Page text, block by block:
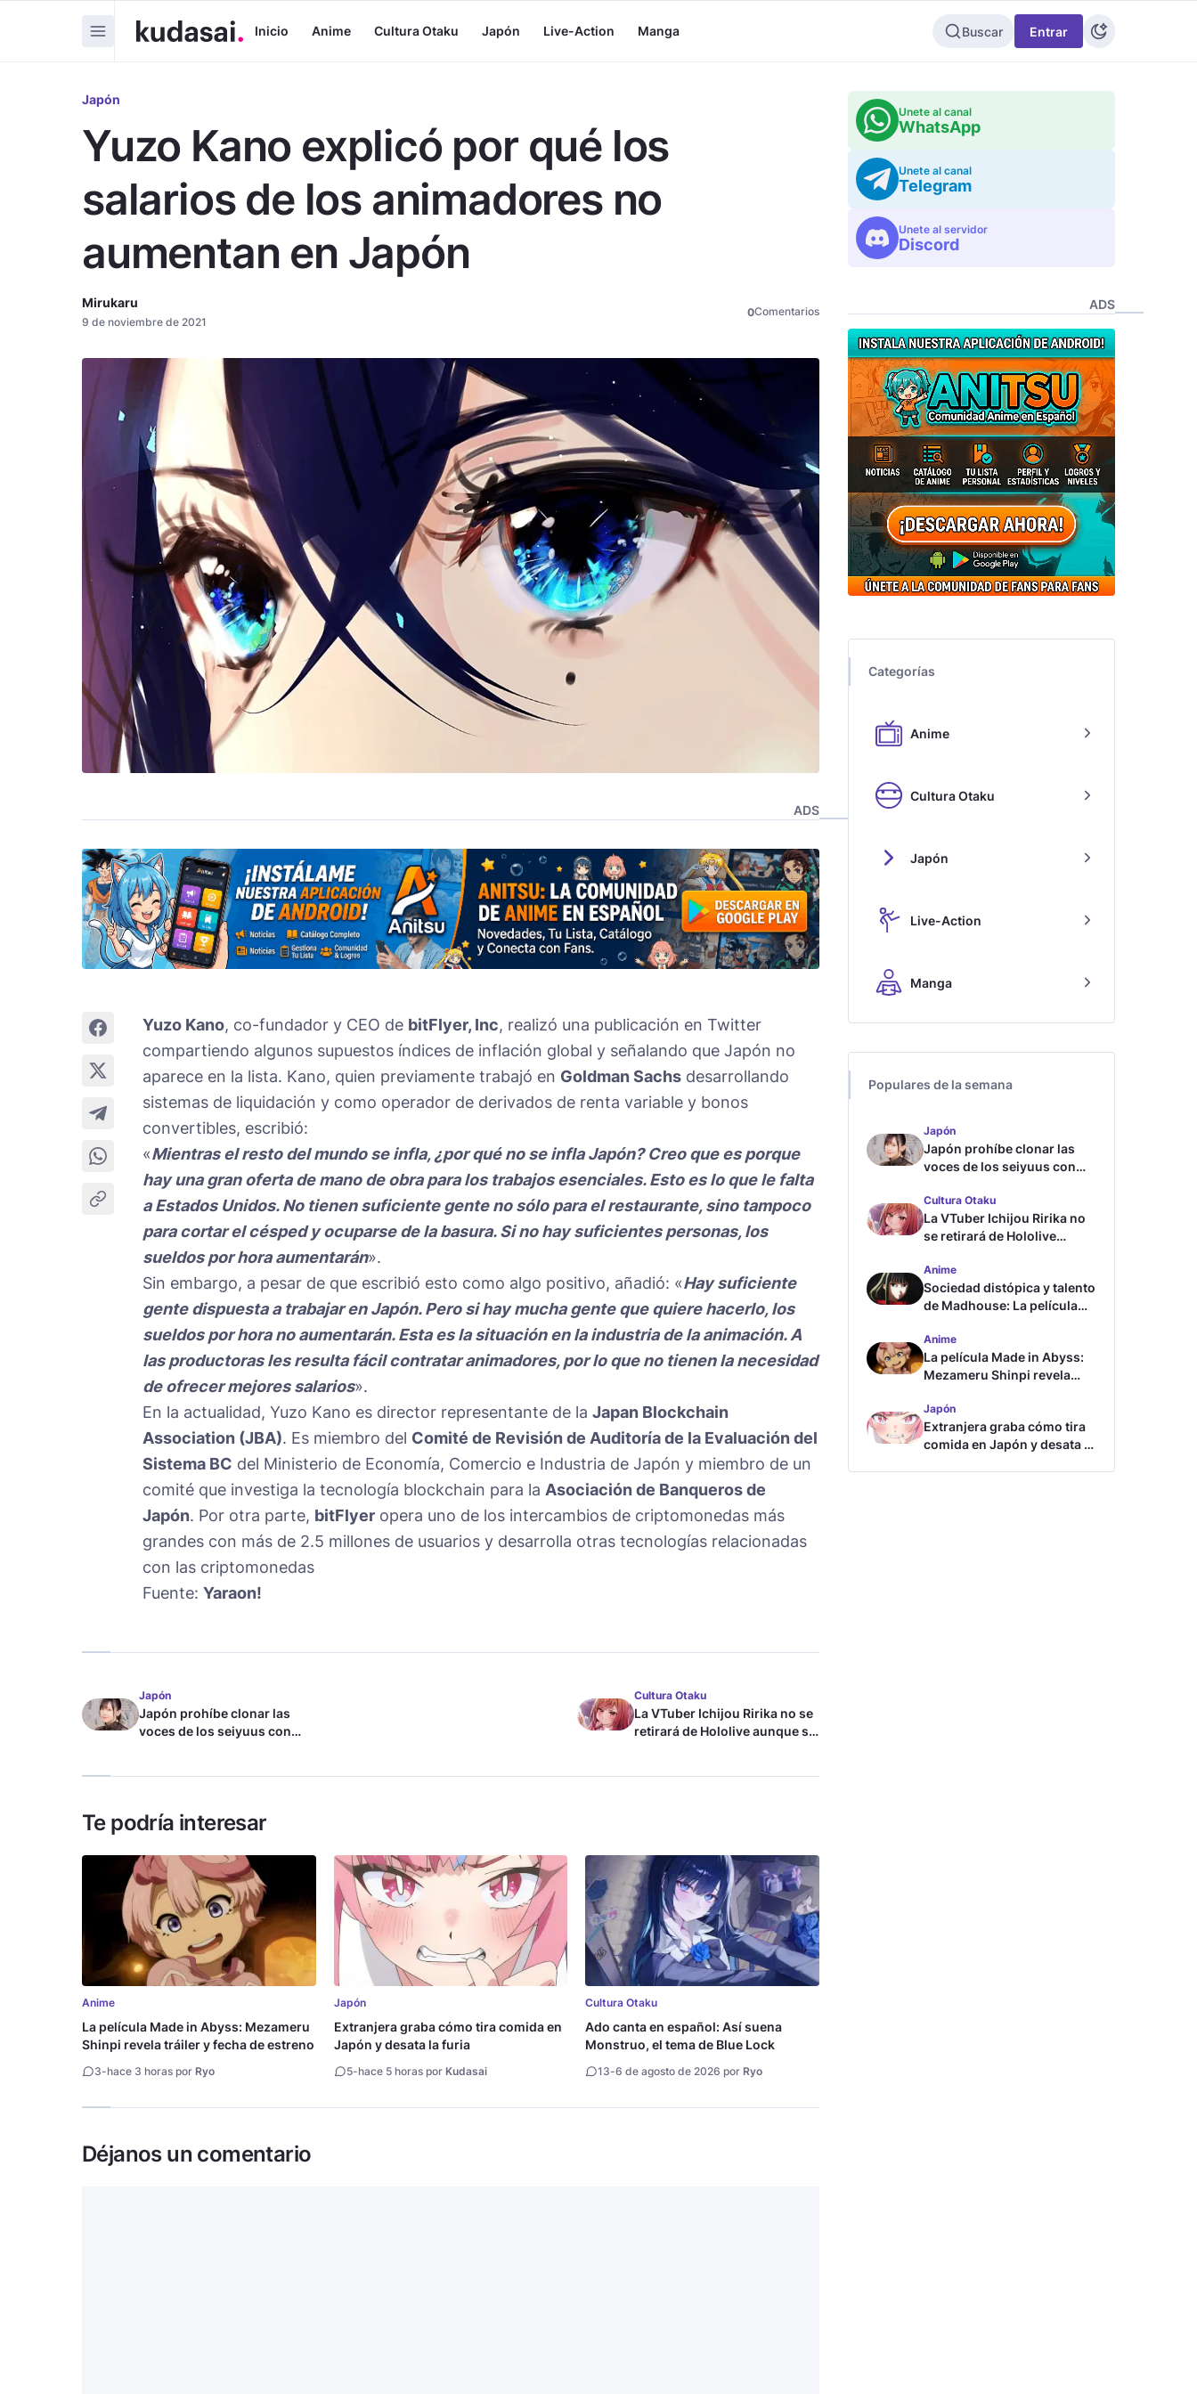
Inicio Anime Cultura Otaku Japón Live-Action Manga Buscar Entrar
Japón
Yuzo Kano explicó por qué los
salarios de los animadores no
aumentan en Japón
Mirukaru
9 de noviembre de 2021
0Comentarios
ADS
Yuzo Kano, co-fundador y CEO de bitFlyer, Inc, realizó una publicación en Twitter
compartiendo algunos supuestos índices de inflación global y señalando que Japón no
aparece en la lista. Kano, quien previamente trabajó en Goldman Sachs desarrollando
sistemas de liquidación y como operador de derivados de renta variable y bonos
convertibles, escribió:
«Mientras el resto del mundo se infla, ¿por qué no se infla Japón? Creo que es porque
hay una gran oferta de mano de obra para los trabajos esenciales. Esto es lo que le falta
a Estados Unidos. No tienen suficiente gente no sólo para el restaurante, sino tampoco
para cortar el césped y ocuparse de la basura. Si no hay suficientes personas, los
sueldos por hora aumentarán».
Sin embargo, a pesar de que escribió esto como algo positivo, añadió: «Hay suficiente
gente dispuesta a trabajar en Japón. Pero si hay mucha gente que quiere hacerlo, los
sueldos por hora no aumentarán. Esta es la situación en la industria de la animación. A
las productoras les resulta fácil contratar animadores, por lo que no tienen la necesidad
de ofrecer mejores salarios».
En la actualidad, Yuzo Kano es director representante de la Japan Blockchain
Association (JBA). Es miembro del Comité de Revisión de Auditoría de la Evaluación del
Sistema BC del Ministerio de Economía, Comercio e Industria de Japón y miembro de un
comité que investiga la tecnología blockchain para la Asociación de Banqueros de
Japón. Por otra parte, bitFlyer opera uno de los intercambios de criptomonedas más
grandes con más de 2.5 millones de usuarios y desarrolla otras tecnologías relacionadas
con las criptomonedas
Fuente: Yaraon!
Japón
Japón prohíbe clonar las
voces de los seiyuus con
Cultura Otaku
La VTuber Ichijou Ririka no se
retirará de Hololive aunque se
Te podría interesar
Anime
La película Made in Abyss: Mezameru
Shinpi revela tráiler y fecha de estreno
3-hace 3 horas por Ryo
Japón
Extranjera graba cómo tira comida en
Japón y desata la furia
5-hace 5 horas por Kudasai
Cultura Otaku
Ado canta en español: Así suena
Monstruo, el tema de Blue Lock
13-6 de agosto de 2026 por Ryo
Déjanos un comentario
Unete al canal
WhatsApp
Unete al canal
Telegram
Unete al servidor
Discord
ADS
Categorías
Anime
Cultura Otaku
Japón
Live-Action
Manga
Populares de la semana
Japón
Japón prohíbe clonar las
voces de los seiyuus con
Cultura Otaku
La VTuber Ichijou Ririka no
se retirará de Hololive
Anime
Sociedad distópica y talento
de Madhouse: La película
tráiler
Anime
La película Made in Abyss:
Mezameru Shinpi revela
Japón
Extranjera graba cómo tira
comida en Japón y desata la